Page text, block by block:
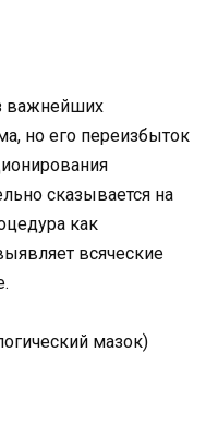
важнейших
но его переизбыток
сказывается на
как
всяческие
мазок)